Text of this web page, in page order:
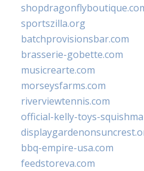
sportszilla.org
batchprovisionsbar.com
brasserie-gobette.com
musicrearte.com
morseysfarms.com
riverviewtennis.com
official-kelly-toys-
bbq-empire-usa.com
feedstoreva.com